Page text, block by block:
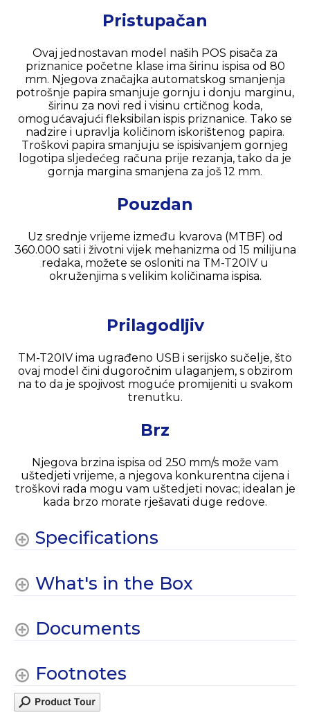
Pristupačan
Ovaj jednostavan model naših POS pisača za
priznanice početne klase ima širinu ispisa od 80
mm. Njegova značajka automatskog smanjenja
potrošnje papira smanjuje gornju i donju marginu,
širinu za novi red i visinu crtičnog koda,
omogućavajući fleksibilan ispis priznanice. Tako se
nadzire i upravlja količinom iskorištenog papira.
Troškovi papira smanjuju se ispisivanjem gornjeg
logotipa sljedećeg računa prije rezanja, tako da je
gornja margina smanjena za još 12 mm.
Pouzdan
Uz srednje vrijeme između kvarova (MTBF) od
360.000 sati i životni vijek mehanizma od 15 milijuna
redaka, možete se osloniti na TM-T20IV u
okruženjima s velikim količinama ispisa.
Prilagodljiv
TM-T20IV ima ugrađeno USB i serijsko sučelje, što
ovaj model čini dugoročnim ulaganjem, s obzirom
na to da je spojivost moguće promijeniti u svakom
trenutku.
Brz
Njegova brzina ispisa od 250 mm/s može vam
uštedjeti vrijeme, a njegova konkurentna cijena i
troškovi rada mogu vam uštedjeti novac; idealan je
kada brzo morate rješavati duge redove.
Specifications
What's in the Box
Documents
Footnotes